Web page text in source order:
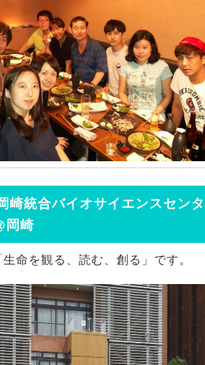
崎統合バイオサイエンスセン
岡崎
命を観る、読む、創る」です。